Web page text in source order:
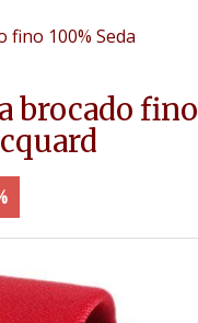
fino 100% Seda
brocado fino